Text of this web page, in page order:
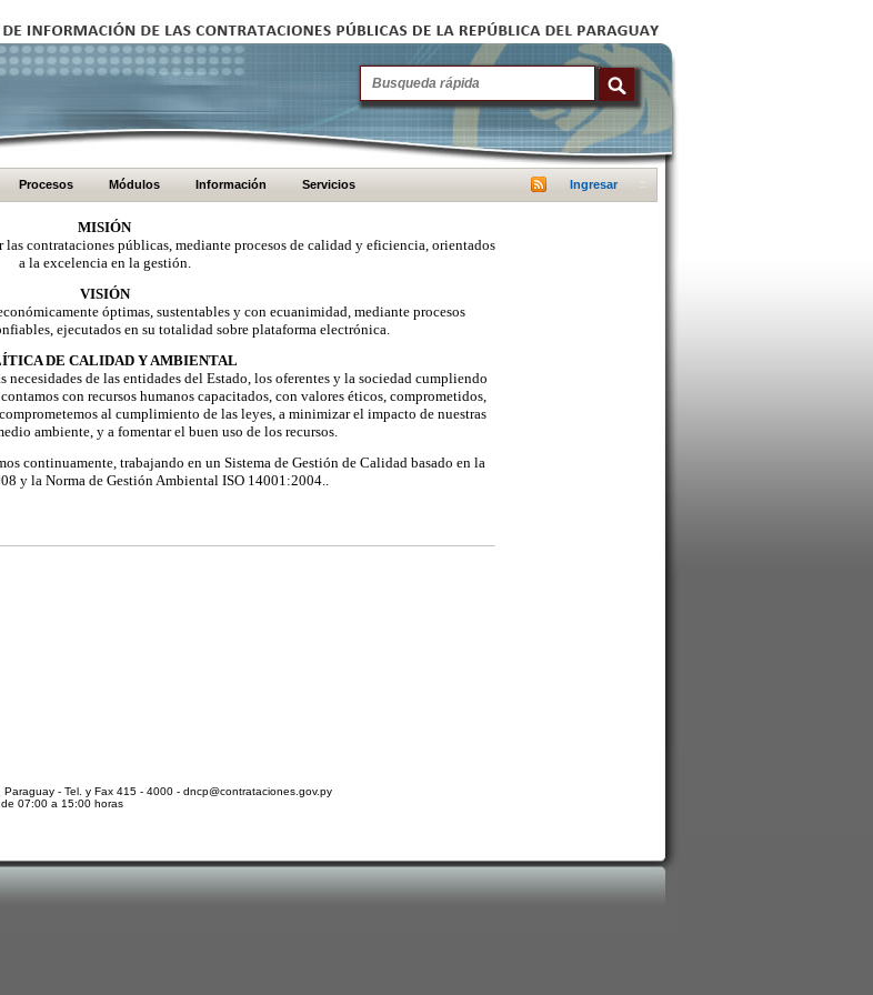
Procesos Módulos Información Servicios Ingresar
MISIÓN
contrataciones públicas, mediante procesos de calidad y eficiencia, orientados
a la excelencia en la gestión.
VISIÓN
óptimas, sustentables y con ecuanimidad, mediante procesos
ejecutados en su totalidad sobre plataforma electrónica.
DE CALIDAD Y AMBIENTAL
de las entidades del Estado, los oferentes y la sociedad cumpliendo
con recursos humanos capacitados, con valores éticos, comprometidos,
al cumplimiento de las leyes, a minimizar el impacto de nuestras
ambiente, y a fomentar el buen uso de los recursos.
continuamente, trabajando en un Sistema de Gestión de Calidad basado en la
y la Norma de Gestión Ambiental ISO 14001:2004..
- Tel. y Fax 415 - 4000 - dncp@contrataciones.gov.py
07:00 a 15:00 horas